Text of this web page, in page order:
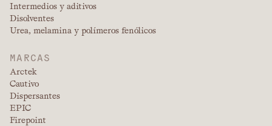
Intermedios y aditivos
Disolventes
Urea, melamina y polímeros fenólicos
MARCAS
Arctek
Cautivo
Dispersantes
EPIC
Firepoint